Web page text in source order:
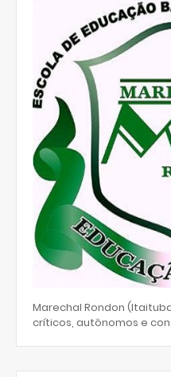
Marechal Rondon
críticos, autônomos e